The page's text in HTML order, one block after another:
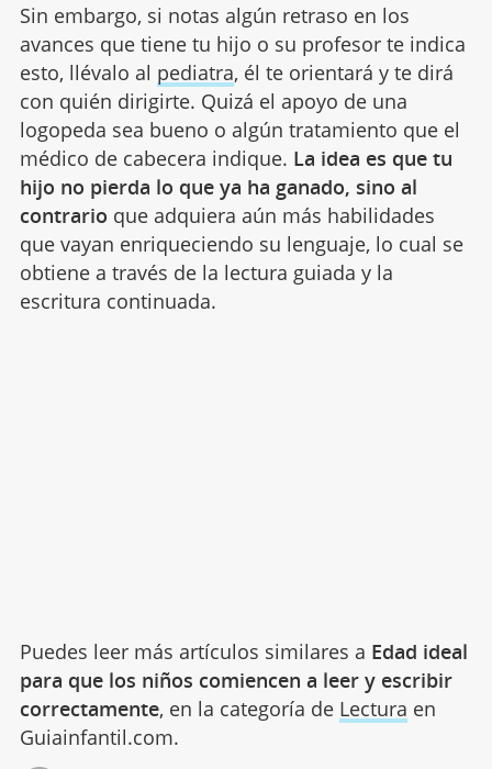
Sin embargo, si notas algún retraso en los
avances que tiene tu hijo o su profesor te indica
esto, llévalo al pediatra, él te orientará y te dirá
con quién dirigirte. Quizá el apoyo de una
logopeda sea bueno o algún tratamiento que el
médico de cabecera indique. La idea es que tu
hijo no pierda lo que ya ha ganado, sino al
contrario que adquiera aún más habilidades
que vayan enriqueciendo su lenguaje, lo cual se
obtiene a través de la lectura guiada y la
escritura continuada.
Puedes leer más artículos similares a Edad ideal
para que los niños comiencen a leer y escribir
correctamente, en la categoría de Lectura en
Guiainfantil.com.